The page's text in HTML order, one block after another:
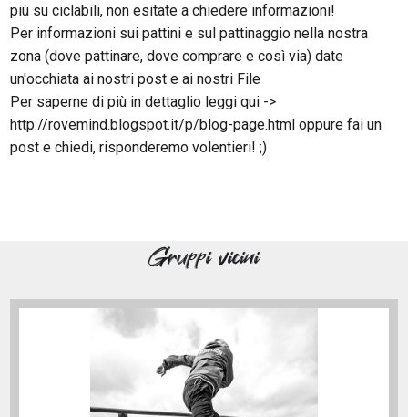
più su ciclabili, non esitate a chiedere informazioni!
Per informazioni sui pattini e sul pattinaggio nella nostra
zona (dove pattinare, dove comprare e così via) date
un'occhiata ai nostri post e ai nostri File
Per saperne di più in dettaglio leggi qui ->
http://rovemind.blogspot.it/p/blog-page.html oppure fai un
post e chiedi, risponderemo volentieri! ;)
Gruppi vicini